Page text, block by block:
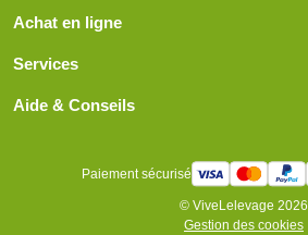
Achat en ligne
Services
Aide & Conseils
Paiement sécurisé
© ViveLelevage 2026
Gestion des cookies